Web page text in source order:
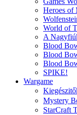
Heroes of
World of
A
Blood
Blood
Blood
SPIKE!
Wargame
Mystery
StarCraft